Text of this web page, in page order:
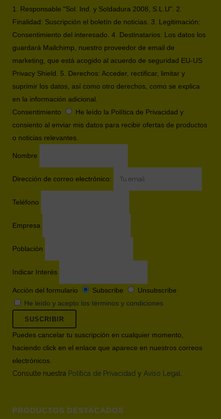
1. Responsable "Sol. Ind. y Soldadura 2008, S.L.U". 2.
Finalidad: Suscripción el boletín de noticias. 3. Legitimación:
Consentimiento del interesado. 4. Destinatarios: Los datos los
guardará Mailchimp, nuestro proveedor de email de
marketing, que está acogido al acuerdo de seguridad EU-US
Privacy Shield. 5. Derechos: Acceder, rectificar, limitar y
suprimir los datos, así como otro derechos, como se explica
en la información adicional.
Consentimiento
He leído la Política de Privacidad y
consiento al enviar mis datos para recibir ofertas de productos
o noticias relevantes.
Nombre
Dirección de correo electrónico:
Teléfono
Empresa
Población
Indicar Interés
Acción del formulario Subscribe
Unsubscribe
He leído y acepto los términos y condiciones
Puedes cancelar tu suscripción en cualquier momento,
haciendo click en el enlace que aparece en nuestros correos
electrónicos.
Consulte nuestra Política de Privacidad y Aviso Legal
PRODUCTOS DESTACADOS